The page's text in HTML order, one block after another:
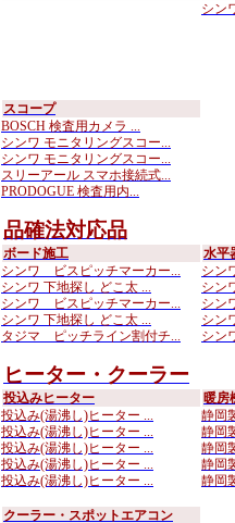
シン
スコープ
BOSCH 検査用カメラ ...
シンワ モニタリングスコー...
シンワ モニタリングスコー...
スリーアール スマホ接続式...
PRODOGUE 検査用内...
品確法対応品
ボード施工
シンワ ビスピッチマーカー...
シンワ 下地探し どこ太 ...
シンワ ビスピッチマーカー...
シンワ 下地探し どこ太 ...
タジマ ピッチライン割付チ...
水平
シン
シン
シン
シン
シン
ヒーター・クーラー
投込みヒーター
投込み(湯沸し)ヒーター ...
投込み(湯沸し)ヒーター ...
投込み(湯沸し)ヒーター ...
投込み(湯沸し)ヒーター ...
投込み(湯沸し)ヒーター ...
暖房
静岡
静岡
静岡
静岡
静岡
クーラー・スポットエアコン